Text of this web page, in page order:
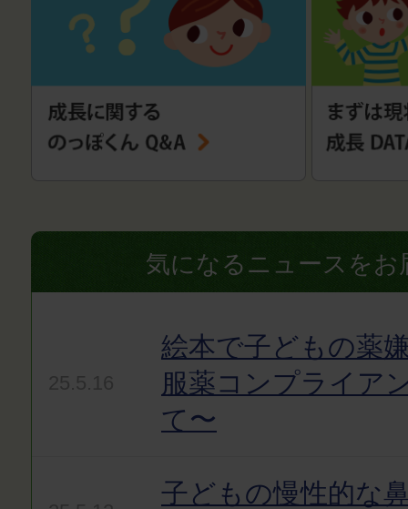
気になるニュースをお
絵本で子どもの薬
服薬コンプライア
て〜
子どもの慢性的な